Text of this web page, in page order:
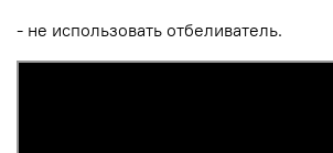
- не использовать отбеливатель.